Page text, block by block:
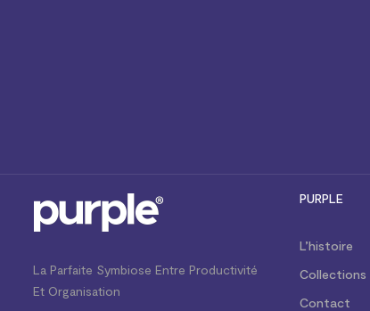
La Parfaite Symbiose Entre Productivité
Et Organisation
PURPLE
L’histoire
Collections
Contact